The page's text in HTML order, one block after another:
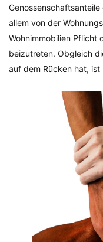
allem von der
Wohnimmobilien Pflicht
beizutreten. Obgleich
auf dem Rücken hat,